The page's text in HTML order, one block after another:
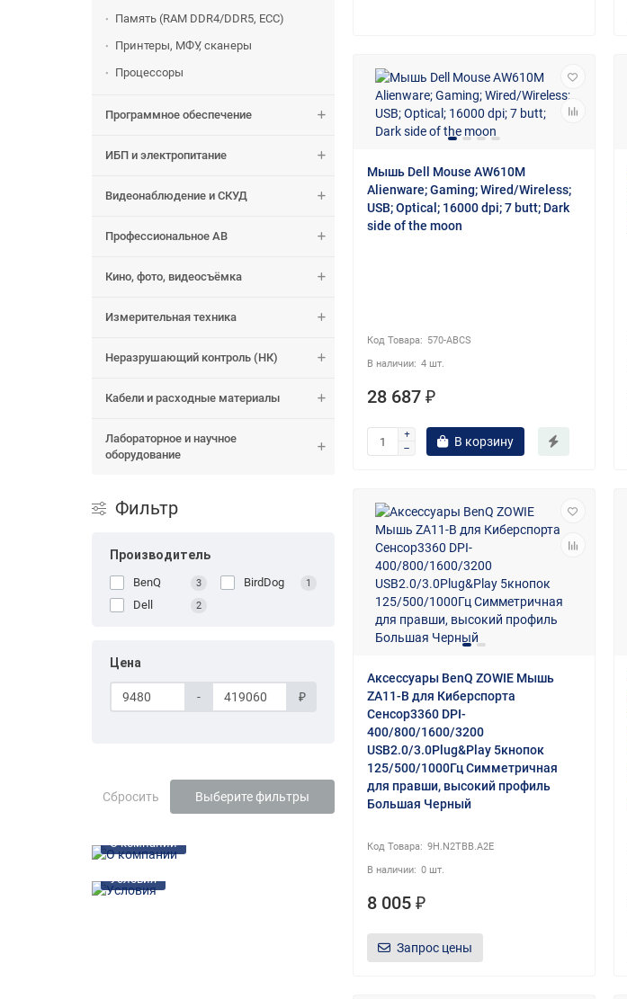
Память (RAM DDR4/DDR5, ECC)
Принтеры, МФУ, сканеры
Процессоры
Программное обеспечение
ИБП и электропитание
Видеонаблюдение и СКУД
Профессиональное АВ
Кино, фото, видеосъёмка
Измерительная техника
Неразрушающий контроль (НК)
Кабели и расходные материалы
Лабораторное и научное
оборудование
Фильтр
Производитель
BenQ 3 BirdDog 1
Dell 2
Цена
- ₽
Сбросить Выберите фильтры
О компании
Условия
Мышь Dell Mouse AW610M
Alienware; Gaming; Wired/Wireless;
USB; Optical; 16000 dpi; 7 butt; Dark
side of the moon
570-ABCS
4 шт.
28 687 ₽
В корзину
Аксессуары BenQ ZOWIE Мышь
ZA11-B для Киберспорта
Сенсор3360 DPI-
400/800/1600/3200
USB2.0/3.0Plug&Play 5кнопок
125/500/1000Гц Симметричная
для правши, высокий профиль
Большая Черный
9H.N2TBB.A2E
0 шт.
8 005 ₽
Запрос цены